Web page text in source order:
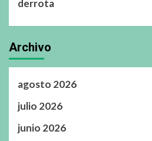
derrota
Archivo
agosto 2026
julio 2026
junio 2026